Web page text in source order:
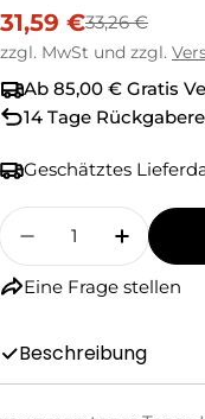
Verkaufspreis
31,59 €
Regulärer
Preis
33,26 €
zzgl. MwSt und zzgl.
Ab 85,00 € Gratis
14 Tage
Geschätztes
Menge
Menge Für My
Menge
Eine Frage stellen
Beschreibung